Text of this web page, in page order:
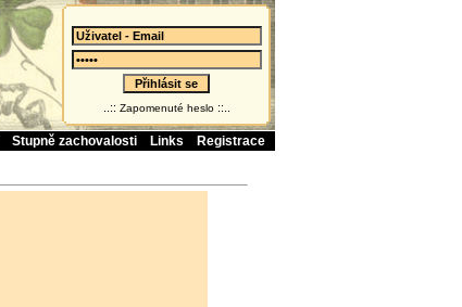
..:: Zapomenuté heslo ::..
Stupně zachovalosti Links Registrace